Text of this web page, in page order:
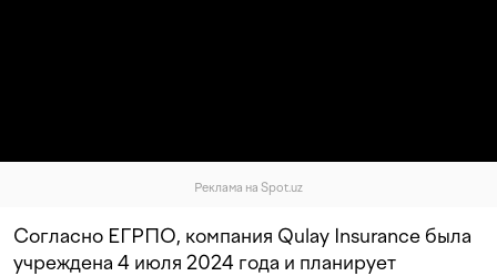
Реклама на Spot.uz
Согласно ЕГРПО, компания Qulay Insurance была
учреждена 4 июля 2024 года и планирует